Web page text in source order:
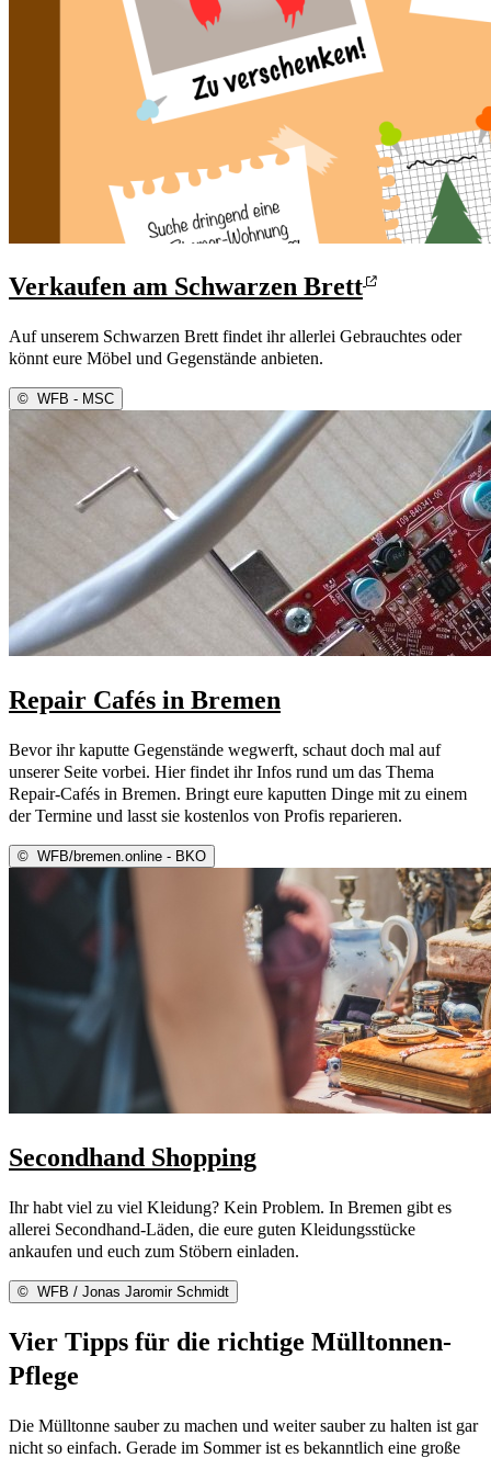
Verkaufen am Schwarzen Brett
Auf unserem Schwarzen Brett findet ihr allerlei Gebrauchtes oder
könnt eure Möbel und Gegenstände anbieten.
© WFB - MSC
Repair Cafés in Bremen
Bevor ihr kaputte Gegenstände wegwerft, schaut doch mal auf
unserer Seite vorbei. Hier findet ihr Infos rund um das Thema
Repair-Cafés in Bremen. Bringt eure kaputten Dinge mit zu einem
der Termine und lasst sie kostenlos von Profis reparieren.
© WFB/bremen.online - BKO
Secondhand Shopping
Ihr habt viel zu viel Kleidung? Kein Problem. In Bremen gibt es
allerei Secondhand-Läden, die eure guten Kleidungsstücke
ankaufen und euch zum Stöbern einladen.
© WFB / Jonas Jaromir Schmidt
Vier Tipps für die richtige Mülltonnen-
Pflege
Die Mülltonne sauber zu machen und weiter sauber zu halten ist gar
nicht so einfach. Gerade im Sommer ist es bekanntlich eine große